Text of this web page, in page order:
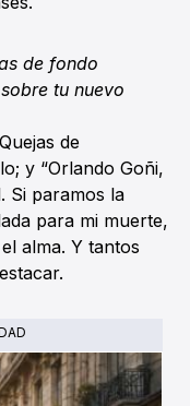
de fondo
tu nuevo
de
y “Orlando Goñi,
Si paramos la
para mi muerte,
alma. Y tantos